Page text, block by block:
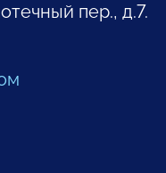
пер., д.7.